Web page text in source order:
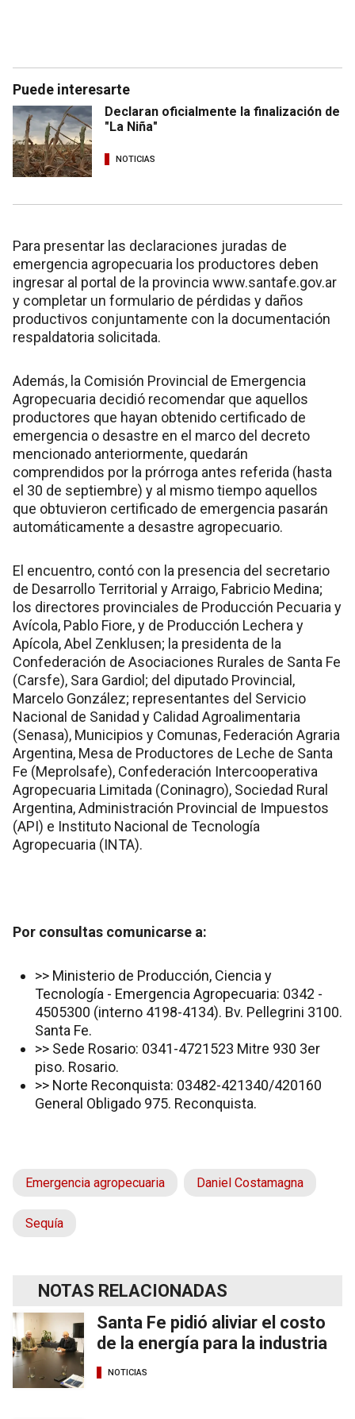
Puede interesarte
Declaran oficialmente la finalización de
"La Niña"
NOTICIAS
Para presentar las declaraciones juradas de
emergencia agropecuaria los productores deben
ingresar al portal de la provincia www.santafe.gov.ar
y completar un formulario de pérdidas y daños
productivos conjuntamente con la documentación
respaldatoria solicitada.
Además, la Comisión Provincial de Emergencia
Agropecuaria decidió recomendar que aquellos
productores que hayan obtenido certificado de
emergencia o desastre en el marco del decreto
mencionado anteriormente, quedarán
comprendidos por la prórroga antes referida (hasta
el 30 de septiembre) y al mismo tiempo aquellos
que obtuvieron certificado de emergencia pasarán
automáticamente a desastre agropecuario.
El encuentro, contó con la presencia del secretario
de Desarrollo Territorial y Arraigo, Fabricio Medina;
los directores provinciales de Producción Pecuaria y
Avícola, Pablo Fiore, y de Producción Lechera y
Apícola, Abel Zenklusen; la presidenta de la
Confederación de Asociaciones Rurales de Santa Fe
(Carsfe), Sara Gardiol; del diputado Provincial,
Marcelo González; representantes del Servicio
Nacional de Sanidad y Calidad Agroalimentaria
(Senasa), Municipios y Comunas, Federación Agraria
Argentina, Mesa de Productores de Leche de Santa
Fe (Meprolsafe), Confederación Intercooperativa
Agropecuaria Limitada (Coninagro), Sociedad Rural
Argentina, Administración Provincial de Impuestos
(API) e Instituto Nacional de Tecnología
Agropecuaria (INTA).
Por consultas comunicarse a:
>> Ministerio de Producción, Ciencia y
Tecnología - Emergencia Agropecuaria: 0342 -
4505300 (interno 4198-4134). Bv. Pellegrini 3100.
Santa Fe.
>> Sede Rosario: 0341-4721523 Mitre 930 3er
piso. Rosario.
>> Norte Reconquista: 03482-421340/420160
General Obligado 975. Reconquista.
Emergencia agropecuaria Daniel Costamagna
Sequía
NOTAS RELACIONADAS
Santa Fe pidió aliviar el costo
de la energía para la industria
NOTICIAS